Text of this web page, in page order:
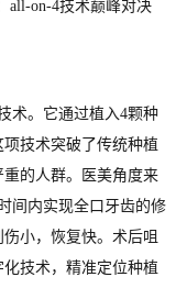
术。它通过植入4颗种
技术突破了传统种植
的人群。医美角度来
间内实现全口牙齿的修
小，恢复快。术后咀
技术，精准定位种植